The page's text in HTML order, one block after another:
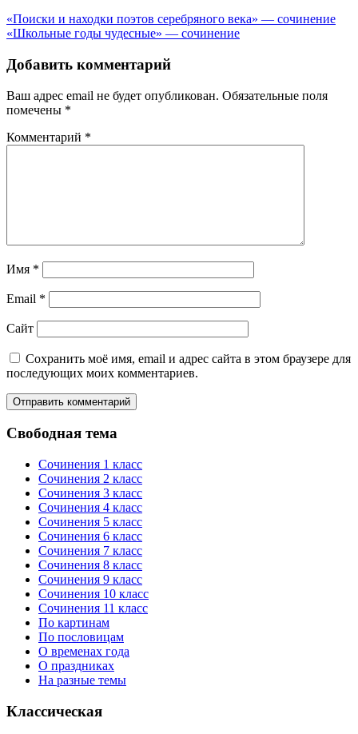
Навигация
по
записям
«Поиски и находки поэтов серебряного века» — сочинение
«Школьные годы чудесные» — сочинение
Добавить комментарий
Ваш адрес email не будет опубликован. Обязательные поля
помечены *
Комментарий *
Имя *
Email *
Сайт
Сохранить моё имя, email и адрес сайта в этом браузере для
последующих моих комментариев.
Свободная тема
Сочинения 1 класс
Сочинения 2 класс
Сочинения 3 класс
Сочинения 4 класс
Сочинения 5 класс
Сочинения 6 класс
Сочинения 7 класс
Сочинения 8 класс
Сочинения 9 класс
Сочинения 10 класс
Сочинения 11 класс
По картинам
По пословицам
О временах года
О праздниках
На разные темы
Классическая